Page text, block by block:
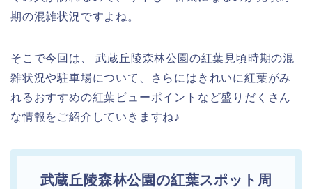
期の混雑状況ですよね。
そこで今回は、 武蔵丘陵森林公園の紅葉見頃時期の混
雑状況や駐車場について、さらにはきれいに紅葉がみ
れるおすすめの紅葉ビューポイントなど盛りだくさん
な情報をご紹介していきますね♪
武蔵丘陵森林公園の紅葉スポット周